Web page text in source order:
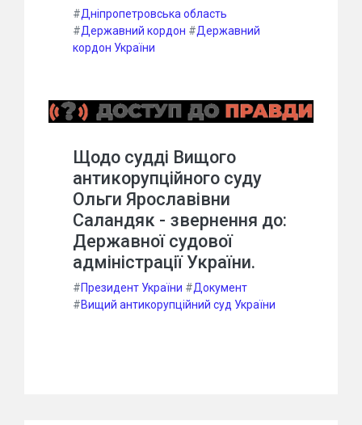
#Дніпропетровська область
#Державний кордон #Державний
кордон України
Щодо судді Вищого
антикорупційного суду
Ольги Ярославівни
Саландяк - звернення до:
Державної судової
адміністрації України.
#Президент України #Документ
#Вищий антикорупційний суд України